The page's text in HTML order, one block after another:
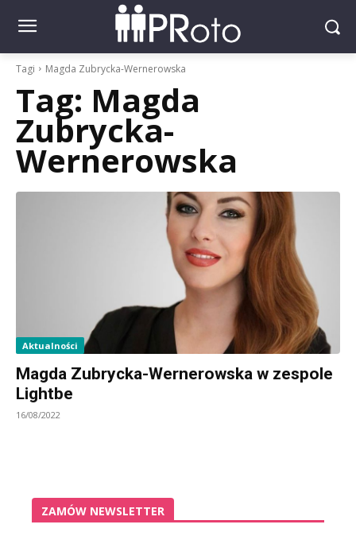
Tagi Magda Zubrycka-Wernerowska
Tag: Magda
Zubrycka-
Wernerowska
Aktualności
Magda Zubrycka-Wernerowska w zespole
Lightbe
16/08/2022
ZAMÓW NEWSLETTER